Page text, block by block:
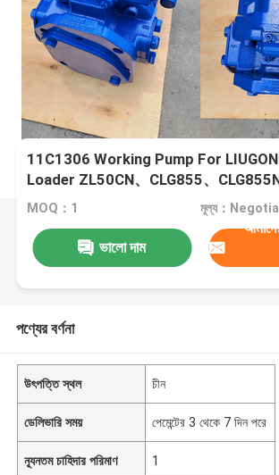
11C1306 Working Pump For
Loader ZL50CN、CLG855、
CLG850H、CLG855H、ZL50G
MOQ：1 মূল্য：
ভালো দাম
পণ্যের বর্ণনা
উৎপত্তি স্থল চীন
ডেলিভারি সময় পেমেন্টের 3 থেকে 7 দিন পরে
ন্যূনতম চাহিদার পরিমাণ 1